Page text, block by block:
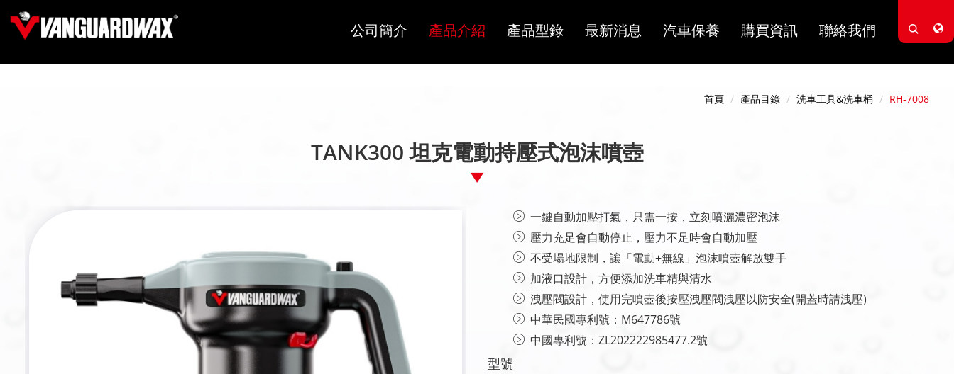
公司簡介 產品介紹 產品型錄 最新消息 汽車保養 購買資訊 聯絡我們
首頁 產品目錄 洗車工具&洗車桶 RH-7008
TANK300 坦克電動持壓式泡沫噴壺
一鍵自動加壓打氣，只需一按，立刻噴灑濃密泡沫
壓力充足會自動停止，壓力不足時會自動加壓
不受場地限制，讓「電動+無線」泡沫噴壺解放雙手
加液口設計，方便添加洗車精與清水
洩壓閥設計，使用完噴壺後按壓洩壓閥洩壓以防安全(開蓋時請洩壓)
中華民國專利號：M647786號
中國專利號：ZL202222985477.2號
型號